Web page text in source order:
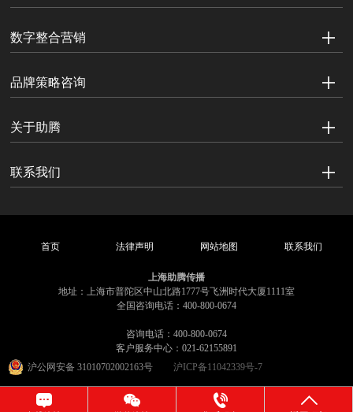
数字整合营销
品牌策略咨询
关于助腾
联系我们
首页 法律声明 网站地图 联系我们
上海助腾传播
地址：上海市普陀区中山北路1777号飞洲时代大厦1111室
全国咨询电话：400-800-0674
咨询电话：400-800-0674
客户服务中心：021-62155891
沪公网安备 31010702002163号
沪ICP备11042339号-7